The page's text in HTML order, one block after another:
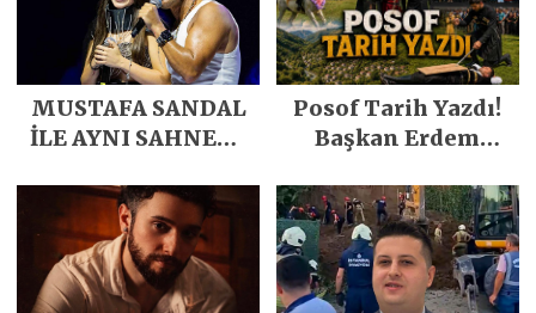
MUSTAFA SANDAL
İLE AYNI SAHNEDE
Posof Tarih Yazdı!
Başkan Erdem
Emeğiyle Son
Yılların En Büyük
Festivali
Gerçekleşti